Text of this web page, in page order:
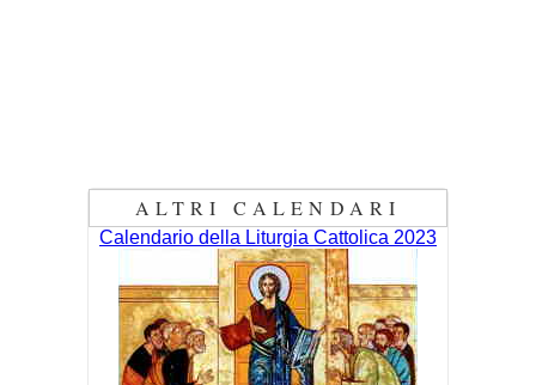
ALTRI CALENDARI
Calendario della Liturgia Cattolica 2023